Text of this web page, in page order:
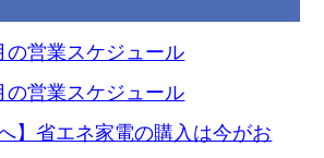
の営業スケジュール
の営業スケジュール
】省エネ家電の購入は今がお